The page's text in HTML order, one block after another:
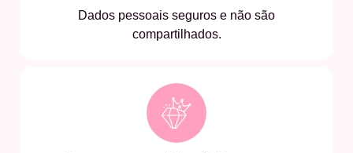
Dados pessoais seguros e não são
compartilhados.